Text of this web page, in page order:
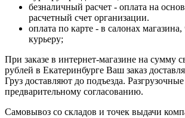
безналичный расчет - оплата на
расчетный счет организации.
оплата по карте - в салонах
курьеру;
При заказе в интернет-магазине на сумму
рублей в Екатеринбурге Ваш заказ
Груз доставляют до подъезда.
предварительному согласованию.
Самовывоз со складов и точек выдачи